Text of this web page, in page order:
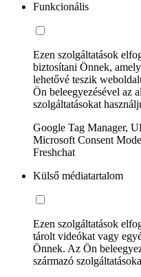
Funkcionális
Ezen szolgáltatások
biztosítani Önnek,
lehetővé teszik
Ön beleegyezésével az
szolgáltatásokat
Google Tag Manager,
Microsoft Consent
Freshchat
Külső médiatartalom
Ezen szolgáltatások
tárolt videókat vagy
Önnek. Az Ön
származó